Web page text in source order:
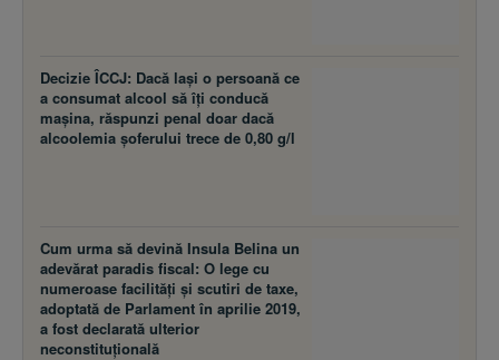
Decizie ÎCCJ: Dacă laşi o persoană ce
a consumat alcool să îţi conducă
maşina, răspunzi penal doar dacă
alcoolemia şoferului trece de 0,80 g/l
Cum urma să devină Insula Belina un
adevărat paradis fiscal: O lege cu
numeroase facilităţi şi scutiri de taxe,
adoptată de Parlament în aprilie 2019,
a fost declarată ulterior
neconstituţională